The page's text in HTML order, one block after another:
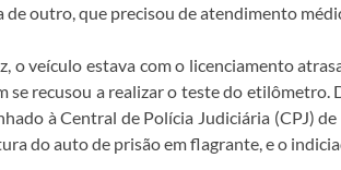
de outro, que precisou de atendimento
o veículo estava com o licenciamento
se recusou a realizar o teste do
à Central de Polícia Judiciária (CPJ)
do auto de prisão em flagrante, e o